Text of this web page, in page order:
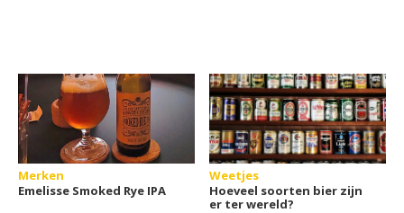
Merken
Emelisse Smoked Rye IPA
Weetjes
Hoeveel soorten bier zijn
er ter wereld?